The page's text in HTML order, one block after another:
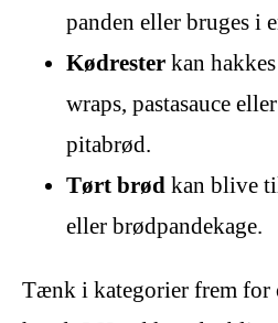
panden eller bruges i
Kødrester kan
wraps, pastasauce
pitabrød.
Tørt brød kan blive
eller brødpandekage.
Tænk i kategorier frem for